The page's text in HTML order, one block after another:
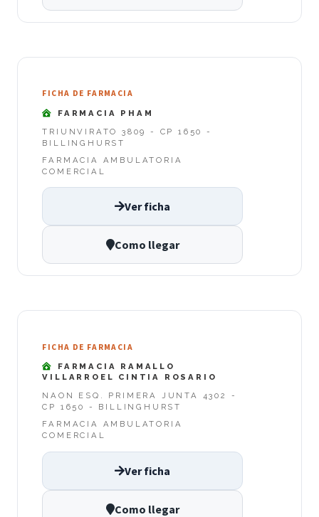
FICHA DE FARMACIA
FARMACIA PHAM
TRIUNVIRATO 3809 - CP 1650 -
BILLINGHURST
FARMACIA AMBULATORIA
COMERCIAL
Ver ficha
Como llegar
FICHA DE FARMACIA
FARMACIA RAMALLO
VILLARROEL CINTIA ROSARIO
NAON ESQ. PRIMERA JUNTA 4302 -
CP 1650 - BILLINGHURST
FARMACIA AMBULATORIA
COMERCIAL
Ver ficha
Como llegar